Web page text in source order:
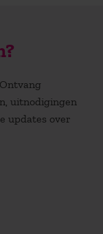
uitnodigingen
updates over